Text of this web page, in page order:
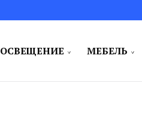
ОСВЕЩЕНИЕ МЕБЕЛЬ